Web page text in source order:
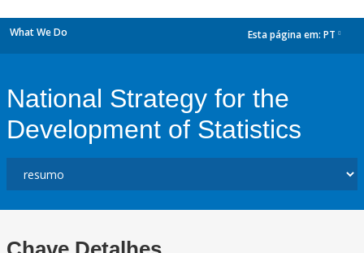
What We Do Esta página em: PT
National Strategy for the
Development of Statistics